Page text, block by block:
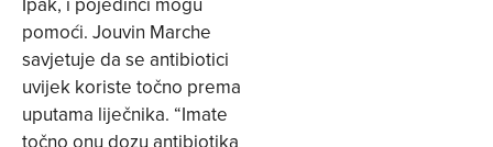
pomoći. Jouvin Marche
savjetuje da se antibiotici
uvijek koriste točno prema
uputama liječnika. “Imate
točno onu dozu antibiotika